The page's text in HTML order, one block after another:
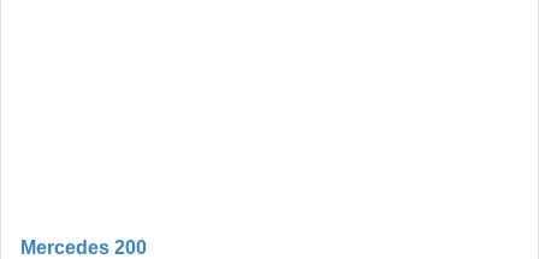
Mercedes 200